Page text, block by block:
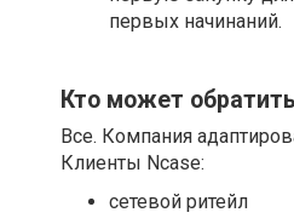
первых начинаний.
Кто может
Все. Компания
Клиенты Ncase:
сетевой ритейл